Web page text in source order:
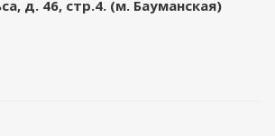
д. 46, стр.4. (м. Бауманская)